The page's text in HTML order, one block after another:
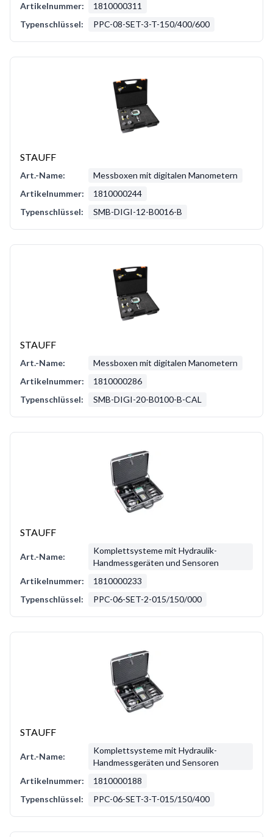
Artikelnummer:
1810000311
Typenschlüssel:
PPC-08-SET-3-T-150/400/600
STAUFF
Art.-Name:
Messboxen mit digitalen Manometern
Artikelnummer:
1810000244
Typenschlüssel:
SMB-DIGI-12-B0016-B
STAUFF
Art.-Name:
Messboxen mit digitalen Manometern
Artikelnummer:
1810000286
Typenschlüssel:
SMB-DIGI-20-B0100-B-CAL
STAUFF
Art.-Name:
Komplettsysteme mit Hydraulik-
Handmessgeräten und Sensoren
Artikelnummer:
1810000233
Typenschlüssel:
PPC-06-SET-2-015/150/000
STAUFF
Art.-Name:
Komplettsysteme mit Hydraulik-
Handmessgeräten und Sensoren
Artikelnummer:
1810000188
Typenschlüssel:
PPC-06-SET-3-T-015/150/400